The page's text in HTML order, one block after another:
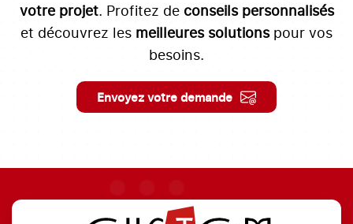
votre projet. Profitez de conseils personnalisés
et découvrez les meilleures solutionspour vos
besoins.
Envoyez votre demande